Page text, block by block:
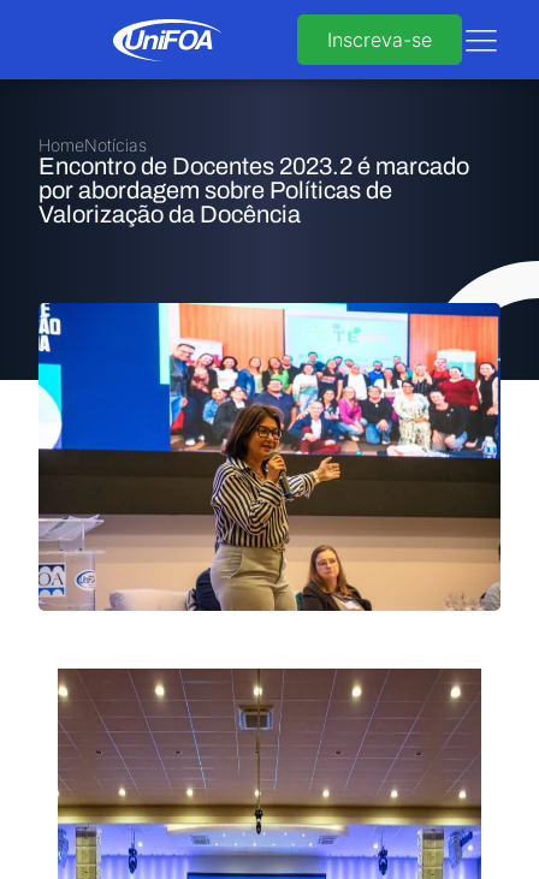
Inscreva-se
HomeNotícias
Encontro de Docentes 2023.2 é marcado
por abordagem sobre Políticas de
Valorização da Docência